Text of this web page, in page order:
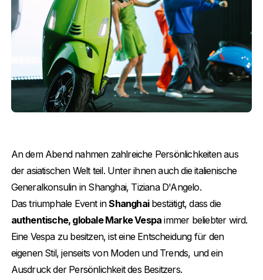
An dem Abend nahmen zahlreiche Persönlichkeiten aus
der asiatischen Welt teil. Unter ihnen auch die italienische
Generalkonsulin in Shanghai, Tiziana D'Angelo.
Das triumphale Event inShanghaibestätigt, dass die
authentische, globale Marke Vespa immer beliebter wird.
Eine Vespa zu besitzen, ist eine Entscheidung für den
eigenen Stil, jenseits von Moden und Trends, und ein
Ausdruck der Persönlichkeit des Besitzers.